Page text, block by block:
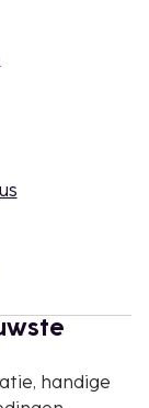
handige